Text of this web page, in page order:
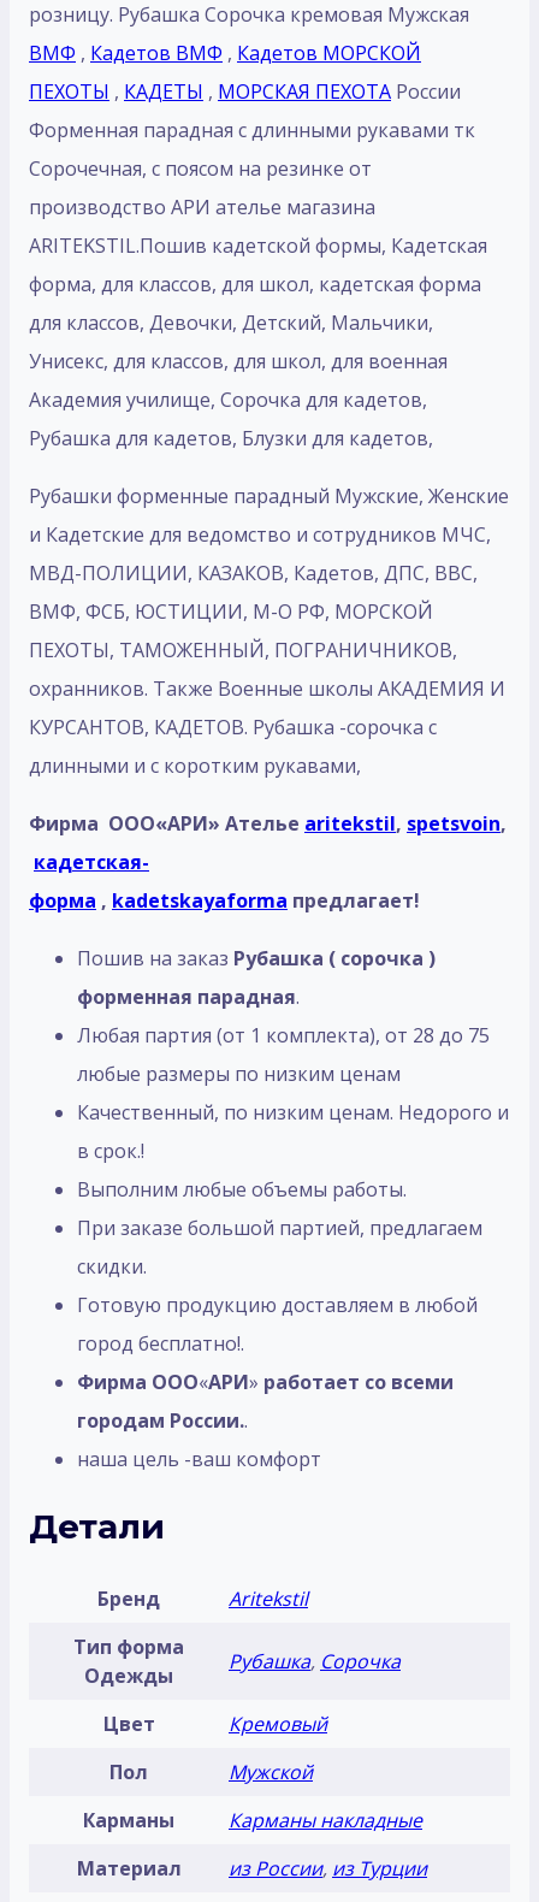
розницу. Рубашка Сорочка кремовая Мужская
ВМФ , Кадетов ВМФ , Кадетов МОРСКОЙ
ПЕХОТЫ , КАДЕТЫ , МОРСКАЯ ПЕХОТА России
Форменная парадная с длинными рукавами тк
Сорочечная, с поясом на резинке от
производство АРИ ателье магазина
ARITEKSTIL.Пошив кадетской формы, Кадетская
форма, для классов, для школ, кадетская форма
для классов, Девочки, Детский, Мальчики,
Унисекс, для классов, для школ, для военная
Академия училище, Сорочка для кадетов,
Рубашка для кадетов, Блузки для кадетов,
Рубашки форменные парадный Мужские, Женские
и Кадетские для ведомство и сотрудников МЧС,
МВД-ПОЛИЦИИ, КАЗАКОВ, Кадетов, ДПС, ВВС,
ВМФ, ФСБ, ЮСТИЦИИ, М-О РФ, МОРСКОЙ
ПЕХОТЫ, ТАМОЖЕННЫЙ, ПОГРАНИЧНИКОВ,
охранников. Также Военные школы АКАДЕМИЯ И
КУРСАНТОВ, КАДЕТОВ. Рубашка -сорочка с
длинными и с коротким рукавами,
Фирма ООО«АРИ» Ателье aritekstil, spetsvoin,
кадетская-
форма , kadetskayaforma предлагает!
Пошив на заказ Рубашка ( сорочка )
форменная парадная.
Любая партия (от 1 комплекта), от 28 до 75
любые размеры по низким ценам
Качественный, по низким ценам. Недорого и
в срок.!
Выполним любые объемы работы.
При заказе большой партией, предлагаем
скидки.
Готовую продукцию доставляем в любой
город бесплатно!.
Фирма ООО«АРИ» работает со всеми
городам России..
наша цель -ваш комфорт
Детали
Бренд
Aritekstil
Тип форма
Одежды
Рубашка, Сорочка
Цвет
Кремовый
Пол
Мужской
Карманы
Карманы накладные
Материал
из России, из Турции